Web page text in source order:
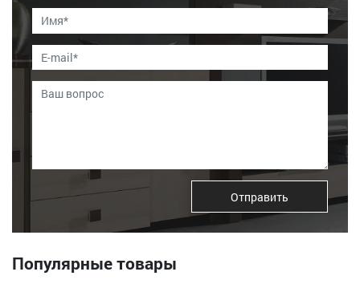
Отправить
Популярные товары